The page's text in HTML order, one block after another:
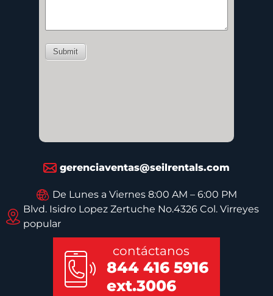
gerenciaventas@seilrentals.com
De Lunes a Viernes 8:00 AM – 6:00 PM
Blvd. Isidro Lopez Zertuche No.4326 Col. Virreyes
popular
contáctanos
844 416 5916
ext.3006